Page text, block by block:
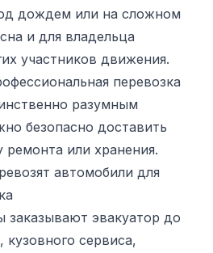
дождем или на сложном
и для владельца
участников движения.
перевозка
разумным
безопасно доставить
ремонта или хранения.
автомобили для
заказывают эвакуатор до
сервиса,